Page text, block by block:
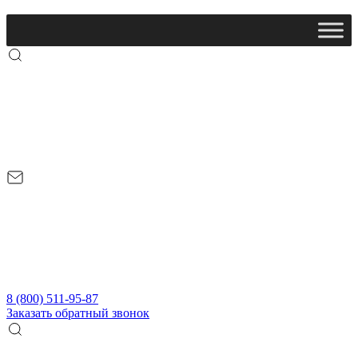
8 (800) 511-95-87
Заказать обратный звонок